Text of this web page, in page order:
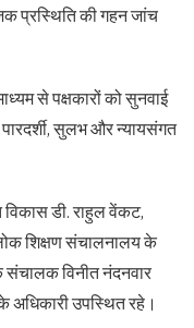
प्रस्थिति की गहन जांच
से पक्षकारों को सुनवाई
सुलभ और न्यायसंगत
डी. राहुल वेंकट,
शिक्षण संचालनालय के
विनीत नंदनवार
अधिकारी उपस्थित रहे।